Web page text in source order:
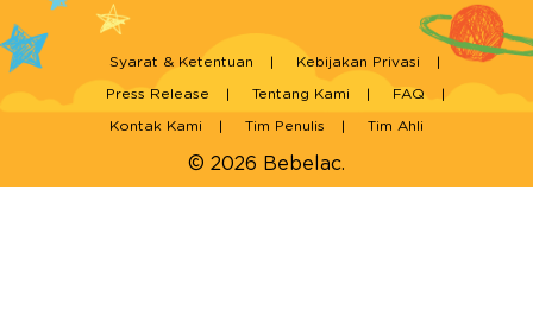
© 2026 Bebelac.
Syarat & Ketentuan Kebijakan Privasi
Press Release Tentang Kami FAQ
Kontak Kami Tim Penulis Tim Ahli